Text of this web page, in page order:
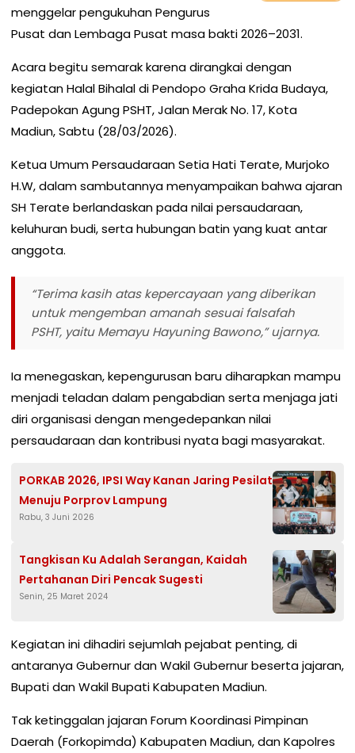
menggelar pengukuhan Pengurus
Pusat dan Lembaga Pusat masa bakti 2026–2031.
Acara begitu semarak karena dirangkai dengan
kegiatan Halal Bihalal di Pendopo Graha Krida Budaya,
Padepokan Agung PSHT, Jalan Merak No. 17, Kota
Madiun, Sabtu (28/03/2026).
Ketua Umum Persaudaraan Setia Hati Terate, Murjoko
H.W, dalam sambutannya menyampaikan bahwa ajaran
SH Terate berlandaskan pada nilai persaudaraan,
keluhuran budi, serta hubungan batin yang kuat antar
anggota.
“Terima kasih atas kepercayaan yang diberikan
untuk mengemban amanah sesuai falsafah
PSHT, yaitu Memayu Hayuning Bawono,” ujarnya.
Ia menegaskan, kepengurusan baru diharapkan mampu
menjadi teladan dalam pengabdian serta menjaga jati
diri organisasi dengan mengedepankan nilai
persaudaraan dan kontribusi nyata bagi masyarakat.
PORKAB 2026, IPSI Way Kanan Jaring Pesilat
Menuju Porprov Lampung
Rabu, 3 Juni 2026
Tangkisan Ku Adalah Serangan, Kaidah
Pertahanan Diri Pencak Sugesti
Senin, 25 Maret 2024
Kegiatan ini dihadiri sejumlah pejabat penting, di
antaranya Gubernur dan Wakil Gubernur beserta jajaran,
Bupati dan Wakil Bupati Kabupaten Madiun.
Tak ketinggalan jajaran Forum Koordinasi Pimpinan
Daerah (Forkopimda) Kabupaten Madiun, dan Kapolres